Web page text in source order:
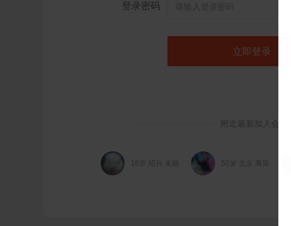
登录密码
附近最新加入会员
18岁 绍兴 未婚 50岁 北京 离异